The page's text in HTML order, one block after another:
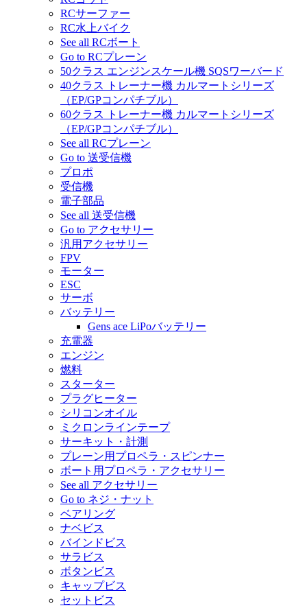
RCサーファー
RC水上バイク
See all RCボート
Go to RCプレーン
50クラス エンジンスケール機 SQSワーバード
40クラス トレーナー機 カルマートシリーズ
（EP/GPコンパチブル）
60クラス トレーナー機 カルマートシリーズ
（EP/GPコンパチブル）
See all RCプレーン
Go to 送受信機
プロポ
受信機
電子部品
See all 送受信機
Go to アクセサリー
汎用アクセサリー
FPV
モーター
ESC
サーボ
バッテリー
Gens ace LiPoバッテリー
充電器
エンジン
燃料
スターター
プラグヒーター
シリコンオイル
ミクロンラインテープ
サーキット・計測
プレーン用プロペラ・スピンナー
ボート用プロペラ・アクセサリー
See all アクセサリー
Go to ネジ・ナット
ベアリング
ナベビス
バインドビス
サラビス
ボタンビス
キャップビス
セットビス